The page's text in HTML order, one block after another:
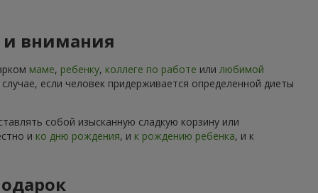
и внимания
маме, ребенку, коллеге по работе или любимой
если человек придерживается определенной диеты
собой изысканную сладкую корзину или
и ко дню рождения, и к рождению ребенка, и к